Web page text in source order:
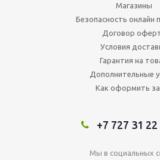
Магазины
Безопасность онлайн
Договор
Условия
Гарантия на
Дополнительные
Как оформить
+7 727 31
Мы в социальных